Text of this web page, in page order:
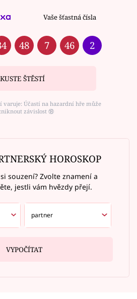
Vaše šťastná čísla
48 7 46 2
ŠTĚSTÍ
Účastí na hazardní hře může
závislost ⑱
HOROSKOP
si souzení? Zvolte znamení a
jestli vám hvězdy přejí.
VYPOČÍTAT